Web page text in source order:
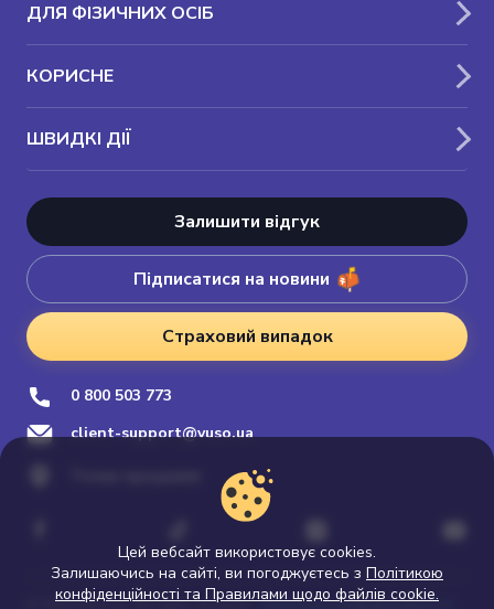
ДЛЯ ФІЗИЧНИХ ОСІБ
КОРИСНЕ
ШВИДКІ ДІЇ
Залишити відгук
Підписатися на новини
Страховий випадок
0 800 503 773
client-support@vuso.ua
© 2026 Vuso.ua. All rights reserved Політика конфіденційності
Цей вебсайт використовує cookies.
Залишаючись на сайті, ви погоджуєтесь з Політикою
конфіденційності та Правилами щодо файлів cookie.